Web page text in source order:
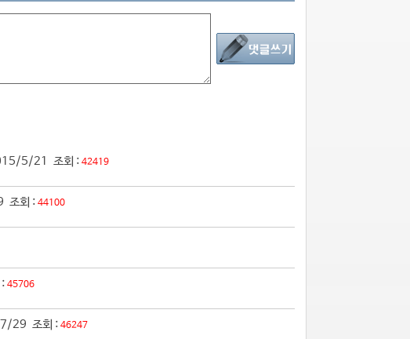
5/21 조회 : 42419
조회 : 44100
45706
29 조회 : 46247